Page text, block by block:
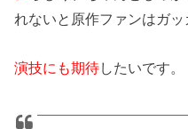
れないと原作ファンはガッ
演技にも期待したいです。